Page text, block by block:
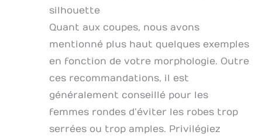
silhouette
Quant aux coupes, nous avons
mentionné plus haut quelques exemples
en fonction de votre morphologie. Outre
ces recommandations, il est
généralement conseillé pour les
femmes rondes d’éviter les robes trop
serrées ou trop amples. Privilégiez